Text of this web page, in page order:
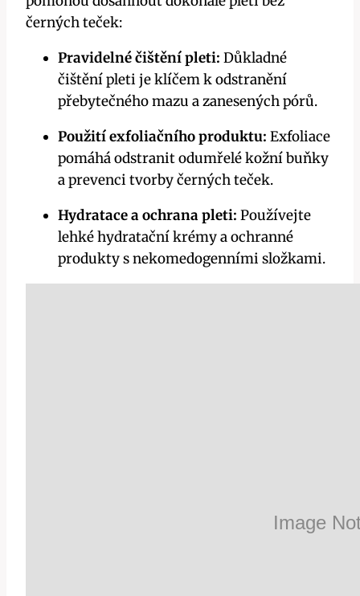
černých teček:
Pravidelné čištění pleti: Důkladné
čištění pleti je klíčem k odstranění
přebytečného mazu a zanesených pórů.
Použití exfoliačního produktu: Exfoliace
pomáhá odstranit odumřelé kožní buňky
a prevenci tvorby černých teček.
Hydratace a ochrana pleti: Používejte
lehké hydratační krémy a ochranné
produkty s nekomedogenními složkami.